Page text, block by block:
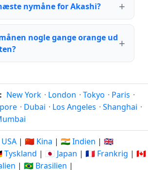
nymåne for Akashi?
nogle gange orange ud
New York · London · Tokyo · Paris ·
· Dubai · Los Angeles · Shanghai ·
| 🇨🇳 Kina | 🇮🇳 Indien | 🇬🇧
Tyskland | 🇯🇵 Japan | 🇫🇷 Frankrig | 🇨🇦
| 🇧🇷 Brasilien |